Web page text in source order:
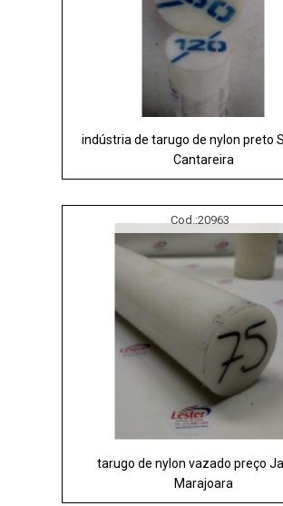
indústria de tarugo de nylon preto
Cantareira
Cod.:20963
tarugo de nylon vazado preço
Marajoara